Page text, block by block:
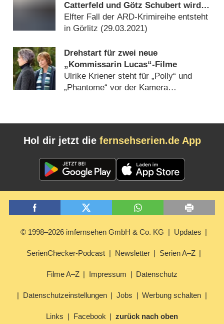
Catterfeld und Götz Schubert wird
gedreht
Elfter Fall der ARD-Krimireihe entsteht
in Görlitz (29.03.2021)
Drehstart für zwei neue
„Kommissarin Lucas“-Filme
Ulrike Kriener steht für „Polly“ und
„Phantome“ vor der Kamera
Hol dir jetzt die fernsehserien.de App
© 1998–2026 imfernsehen GmbH & Co. KG Updates
SerienChecker-Podcast Newsletter Serien A–Z
Filme A–Z Impressum Datenschutz
Datenschutzeinstellungen Jobs Werbung schalten
Links Facebook zurück nach oben